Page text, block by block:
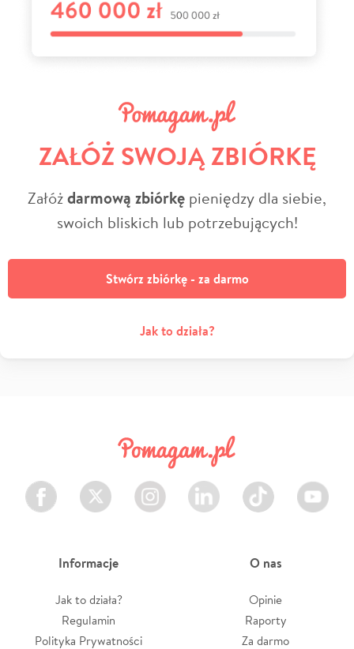
ZAŁÓŻ SWOJĄ ZBIÓRKĘ
Załóżdarmową zbiórkę pieniędzy dla siebie,
swoich bliskich lub potrzebujących!
Stwórz zbiórkę - za darmo
Jak to działa?
Facebook Twitter Instagram LinkedIn TikTok Youtube
Informacje
Jak to działa?
Regulamin
Polityka Prywatności
O nas
Opinie
Raporty
Za darmo